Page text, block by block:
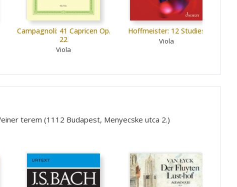
Campagnoli: 41 Capricen Op.
22
Viola
Hoffmeister: 12 Studies
Viola
terem (1112 Budapest, Menyecske utca 2.)